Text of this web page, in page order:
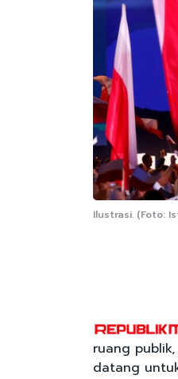
Ilustrasi. (Foto:
ruang
datang